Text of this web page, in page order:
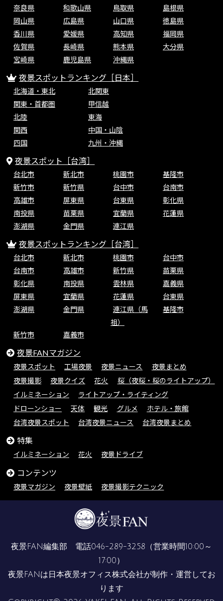
奈良県
和歌山県 鳥取県
島根県
岡山県
広島県 山口県
徳島県
香川県
愛媛県 高知県
福岡県
佐賀県
長崎県 熊本県
大分県
宮崎県
鹿児島県 沖縄県
夜景スポットランキング［日本］
北海道・東北
北関東
関東・首都圏
甲信越
北陸
東海
関西
中国・山陰
四国
九州・沖縄
夜景スポット［台湾］
台北市 新北市 桃園市
基隆市
新竹市
新竹県 台中市
台南市
高雄市
屏東県 台東県
彰化県
南投県
苗栗県 宜蘭県
花蓮県
澎湖県
金門県 連江県
夜景スポットランキング［台湾］
台北市 新北市 桃園市
台中市
台南市
高雄市 新竹県
苗栗県
彰化県
南投県 雲林県
嘉義県
屏東県
宜蘭県 花蓮県
台東県
澎湖県
金門県
連江県（馬
祖）
基隆市
新竹市 嘉義市
夜景FANマガジン
夜景スポット 工場夜景 夜景ニュース
夜景まとめ
夜景撮影
夜景クイズ 花火
桜（夜桜・桜のライトアップ）
イルミネーション
ライトアップ・ライティング
ドローンショー
天体 観光 グルメ
ホテル・旅館
台湾夜景スポット
台湾夜景ニュース 台湾夜景まとめ
特集
イルミネーション 花火 夜景ドライブ
コンテンツ
夜景マガジン 夜景壁紙 夜景撮影テクニック
夜景FAN編集部 電話046-289-3258 （営業時間10:00～
17:00）
夜景FANは 日本夜景オフィス株式会社が制作・運営してお
ります